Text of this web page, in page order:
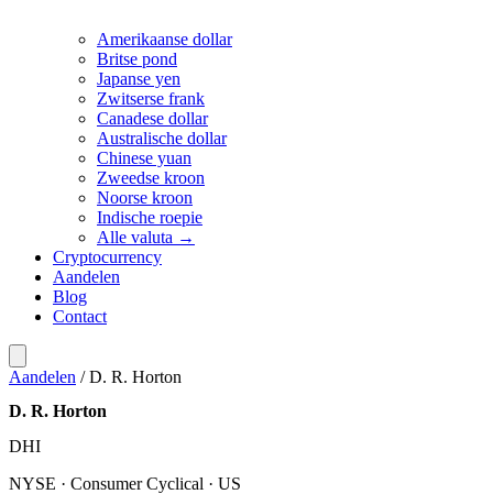
Amerikaanse dollar
Britse pond
Japanse yen
Zwitserse frank
Canadese dollar
Australische dollar
Chinese yuan
Zweedse kroon
Noorse kroon
Indische roepie
Alle valuta →
Cryptocurrency
Aandelen
Blog
Contact
Aandelen / D. R. Horton
D. R. Horton
DHI
NYSE · Consumer Cyclical · US